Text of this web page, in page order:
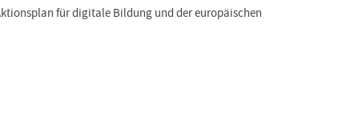
für digitale Bildung und der europäischen